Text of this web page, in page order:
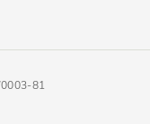
0003-81